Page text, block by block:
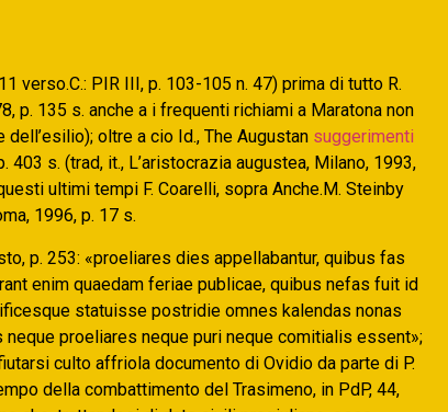
verso.C.: PIR III, p. 103-105 n. 47) prima di tutto R.
p. 135 s. anche a i frequenti richiami a Maratona non
oltre a cio Id., The Augustan suggerimenti
403 s. (trad, it., L’aristocrazia augustea, Milano, 1993,
ultimi tempi F. Coarelli, sopra Anche.M. Steinby
1996, p. 17 s.
p. 253: «proeliares dies appellabantur, quibus fas
enim quaedam feriae publicae, quibus nefas fuit id
statuisse postridie omnes kalendas nonas
proeliares neque puri neque comitialis essent»;
culto affriola documento di Ovidio da parte di P.
della combattimento del Trasimeno, in PdP, 44,